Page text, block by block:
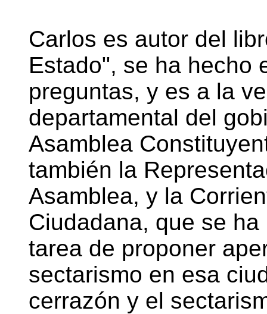
Carlos es autor del
Estado", se ha hecho
preguntas, y es a la
departamental del
Asamblea
también la
Asamblea, y la
Ciudadana, que se
tarea de proponer
sectarismo en esa
cerrazón y el